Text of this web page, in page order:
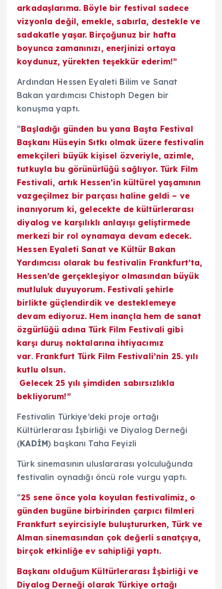
arkadaşlarıma. Böyle bir festival sadece
vizyonla değil, emekle, sabırla, destekle ve
sadakatle yaşar. Birçoğunuz bir hafta
boyunca zamanınızı, enerjinizi ortaya
koydunuz, yürekten teşekkür ederim!”
Ardından Hessen Eyaleti Bilim ve Sanat
Bakan yardımcısı Chistoph Degen bir
konuşma yaptı.
“Başladığı günden bu yana Başta Festival
Başkanı Hüseyin Sıtkı olmak üzere festivalin
emekçileri büyük kişisel özveriyle, azimle,
tutkuyla bu görünürlüğü sağlıyor. Türk Film
Festivali, artık Hessen’in kültürel yaşamının
vazgeçilmez bir parçası haline geldi – ve
inanıyorum ki, gelecekte de kültürlerarası
diyalog ve karşılıklı anlayışı geliştirmede
merkezi bir rol oynamaya devam edecek.
Hessen Eyaleti Sanat ve Kültür Bakan
Yardımcısı olarak bu festivalin Frankfurt’ta,
Hessen’de gerçekleşiyor olmasından büyük
mutluluk duyuyorum. Festivali şehirle
birlikte güçlendirdik ve desteklemeye
devam ediyoruz. Hem inançla hem de sanat
özgürlüğü adına Türk Film Festivali gibi
karşı duruş noktalarına ihtiyacımız
var. Frankfurt Türk Film Festivali’nin 25. yılı
kutlu olsun.
Gelecek 25 yılı şimdiden sabırsızlıkla
bekliyorum!”
Festivalin Türkiye’deki proje ortağı
Kültürlerarası İşbirliği ve Diyalog Derneği
(KADİM) başkanı Taha Feyizli
Türk sinemasının uluslararası yolculuğunda
festivalin oynadığı öncü role vurgu yaptı.
“25 sene önce yola koyulan festivalimiz, o
günden bugüne birbirinden çarpıcı filmleri
Frankfurt seyircisiyle buluştururken, Türk ve
Alman sinemasından çok değerli sanatçıya,
birçok etkinliğe ev sahipliği yaptı.
Başkanı olduğum Kültürlerarası İşbirliği ve
Diyalog Derneği olarak Türkiye ortağı